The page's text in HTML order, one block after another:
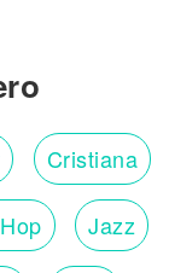
Cristiana
Jazz